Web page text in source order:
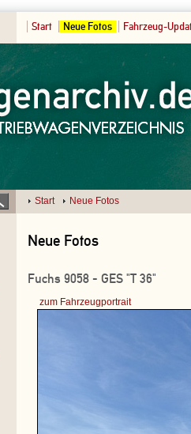
Start Neue Fotos Fahrzeug-
Start Neue Fotos
Neue Fotos
Fuchs 9058 - GES "T 36"
zum Fahrzeugportrait